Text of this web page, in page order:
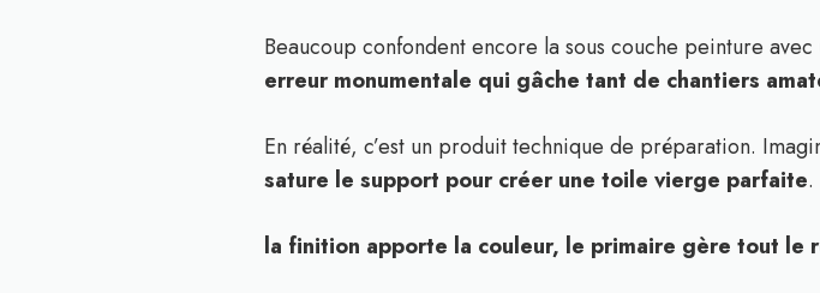
Beaucoup confondent encore la sous couche peinture
erreur monumentale qui gâche tant de chantiers
En réalité, c’est un produit technique de préparation.
sature le support pour créer une toile vierge parfaite.
la finition apporte la couleur, le primaire gère tout le